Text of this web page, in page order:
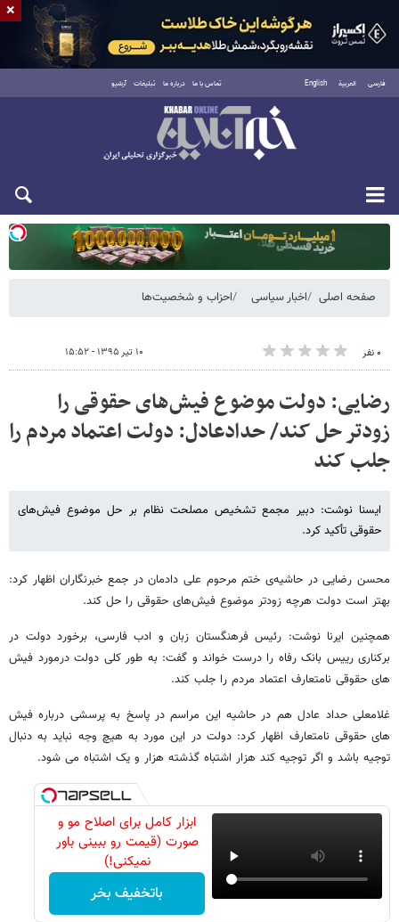
فارسی العربية English تماس با ما درباره ما تبلیغات آرشیو
یکشنبه ۱۸ مرداد ۱۴۰۵
صفحه اصلی اخبار سیاسی احزاب و شخصیت‌ها
۰ نفر ۱۰ تیر ۱۳۹۵ - ۱۵:۵۲
رضایی: دولت موضوع فیش‌های حقوقی را
زودتر حل کند/ حدادعادل: دولت اعتماد مردم را
جلب کند
ایسنا نوشت: دبیر مجمع تشخیص مصلحت نظام بر حل موضوع فیش‌های
حقوقی تأکید کرد.
محسن رضایی در حاشیه‌ی ختم مرحوم علی دادمان در جمع خبرنگاران اظهار کرد:
بهتر است دولت هرچه زودتر موضوع فیش‌های حقوقی را حل کند.
همچنین ایرنا نوشت: رئیس فرهنگستان زبان و ادب فارسی، برخورد دولت در
برکناری رییس بانک رفاه را درست خواند و گفت: به طور کلی دولت درمورد فیش
های حقوقی نامتعارف اعتماد مردم را جلب کند.
غلامعلی حداد عادل هم در حاشیه این مراسم در پاسخ به پرسشی درباره فیش
های حقوقی نامتعارف اظهار کرد: دولت در این مورد به هیچ وجه نباید به دنبال
توجیه باشد و اگر توجیه کند هزار اشتباه گذشته هزار و یک اشتباه می شود.
ابزار کامل برای اصلاح مو و
صورت (قیمت رو ببینی باور
نمیکنی!)
باتخفیف بخر
×